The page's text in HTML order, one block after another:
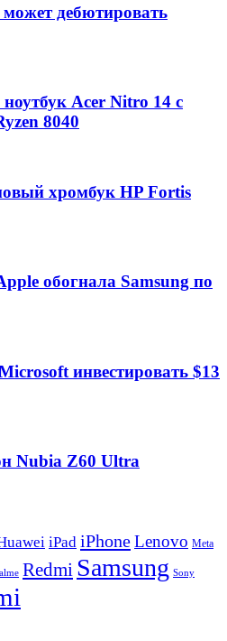
дебютировать
Acer Nitro 14 с
8040
хромбук HP Fortis
обогнала Samsung по
инвестировать $13
Nubia Z60 Ultra
iPad iPhoneLenovo Meta
Redmi Samsung Sony